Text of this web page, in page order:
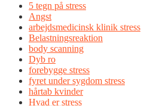
5 tegn på stress
Angst
arbejdsmedicinsk klinik stress
Belastningsreaktion
body scanning
Dyb ro
forebygge stress
fyret under sygdom stress
hårtab kvinder
Hvad er stress